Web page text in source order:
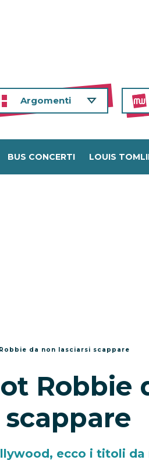
Argomenti
BUS CONCERTI LOUIS
da non lasciarsi scappare
Robbie
ecco i titoli da